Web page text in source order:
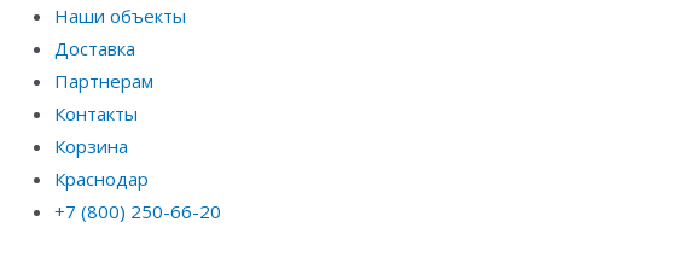
Наши объекты
Доставка
Партнерам
Контакты
Корзина
Краснодар
+7 (800) 250-66-20